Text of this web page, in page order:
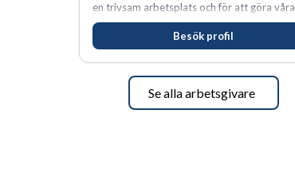
en trivsam arbetsplats och för att göra våra
kunder nöjda. Som medarbetare hos oss
förväntas du visa engagemang, öppenhet,
ansvar och respekt.
Besök profil
Se alla arbetsgivare